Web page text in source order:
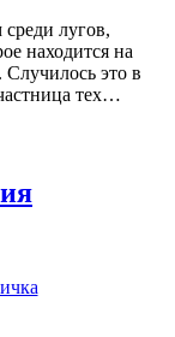
лугов,
находится на
это в
тех…